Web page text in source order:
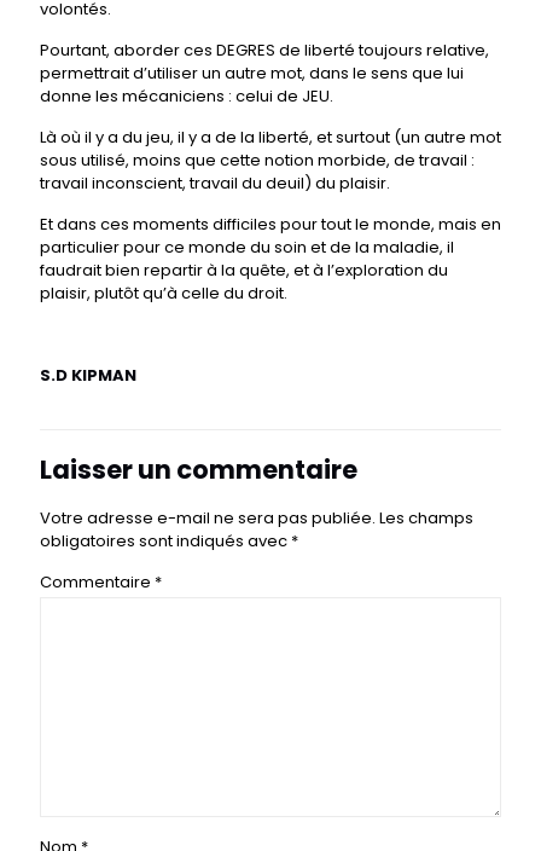
volontés.
Pourtant, aborder ces DEGRES de liberté toujours relative,
permettrait d’utiliser un autre mot, dans le sens que lui
donne les mécaniciens : celui de JEU.
Là où il y a du jeu, il y a de la liberté, et surtout (un autre mot
sous utilisé, moins que cette notion morbide, de travail :
travail inconscient, travail du deuil) du plaisir.
Et dans ces moments difficiles pour tout le monde, mais en
particulier pour ce monde du soin et de la maladie, il
faudrait bien repartir à la quête, et à l’exploration du
plaisir, plutôt qu’à celle du droit.
S.D KIPMAN
Laisser un commentaire
Votre adresse e-mail ne sera pas publiée. Les champs
obligatoires sont indiqués avec *
Commentaire *